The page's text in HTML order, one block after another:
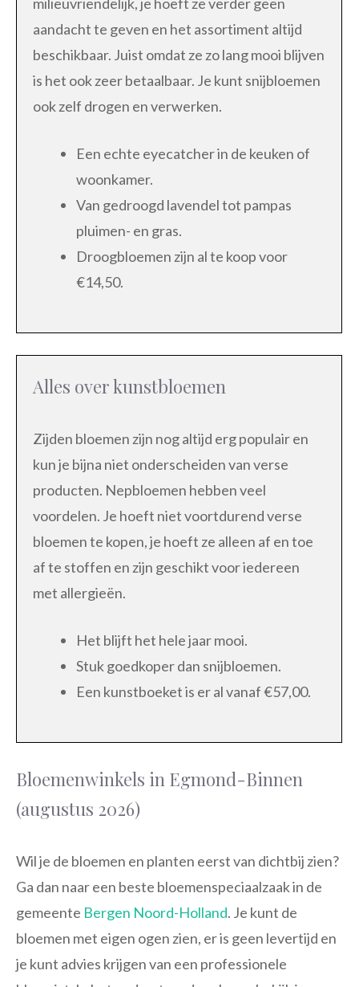
aandacht te geven en het assortiment altijd
beschikbaar. Juist omdat ze zo lang mooi blijven
is het ook zeer betaalbaar. Je kunt snijbloemen
ook zelf drogen en verwerken.
Een echte eyecatcher in de keuken of
woonkamer.
Van gedroogd lavendel tot pampas
pluimen- en gras.
Droogbloemen zijn al te koop voor
€14,50.
Alles over kunstbloemen
Zijden bloemen zijn nog altijd erg populair en
kun je bijna niet onderscheiden van verse
producten. Nepbloemen hebben veel
voordelen. Je hoeft niet voortdurend verse
bloemen te kopen, je hoeft ze alleen af en toe
af te stoffen en zijn geschikt voor iedereen
met allergieën.
Het blijft het hele jaar mooi.
Stuk goedkoper dan snijbloemen.
Een kunstboeket is er al vanaf €57,00.
Bloemenwinkels in Egmond-Binnen
(augustus 2026)
Wil je de bloemen en planten eerst van dichtbij zien?
Ga dan naar een beste bloemenspeciaalzaak in de
gemeente Bergen Noord-Holland. Je kunt de
bloemen met eigen ogen zien, er is geen levertijd en
je kunt advies krijgen van een professionele